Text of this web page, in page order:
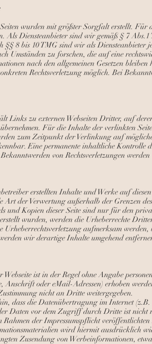
wird hiermit ausdrücklich
Zusendung von Werbeinformationen,
GeneratorderKanzlei Hasselbach, Bonn
wurden mit größter Sorgfalt erstellt.
Als Diensteanbieter sind wir gemäß § 7
§§ 8 bis 10 TMG sind wir als Diensteanbieter
Umständen zu forschen, die auf eine
nach den allgemeinen Gesetzen
Rechtsverletzung möglich. Bei
Links zu externen Webseiten Dritter, auf
Für die Inhalte der verlinkten
zum Zeitpunkt der Verlinkung auf
Eine permanente inhaltliche Kontrolle
von Rechtsverletzungen
erstellten Inhalte und Werke auf
Art der Verwertung außerhalb der Grenzen
und Kopien dieser Seite sind nur für den
wurden, werden die Urheberrechte
Urheberrechtsverletzung aufmerksam
wir derartige Inhalte umgehend
ist in der Regel ohne Angabe
Anschrift oder eMail-Adressen) erhoben
nicht an Dritte weitergegeben.
dass die Datenübertragung im Internet
Daten vor dem Zugriff durch Dritte ist nicht
der Impressumspflicht
wird hiermit ausdrücklich
Zusendung von Werbeinformationen,